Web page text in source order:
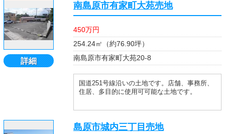
詳細
南島原市有家町大苑売地
450万円
254.24㎡（約76.90坪）
南島原市有家町大苑20-8
国道251号線沿いの土地です。店舗、事務所、
住居、多目的に使用可可能な土地です。
島原市城内三丁目売地